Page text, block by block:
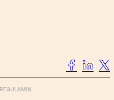
REGULAMIN